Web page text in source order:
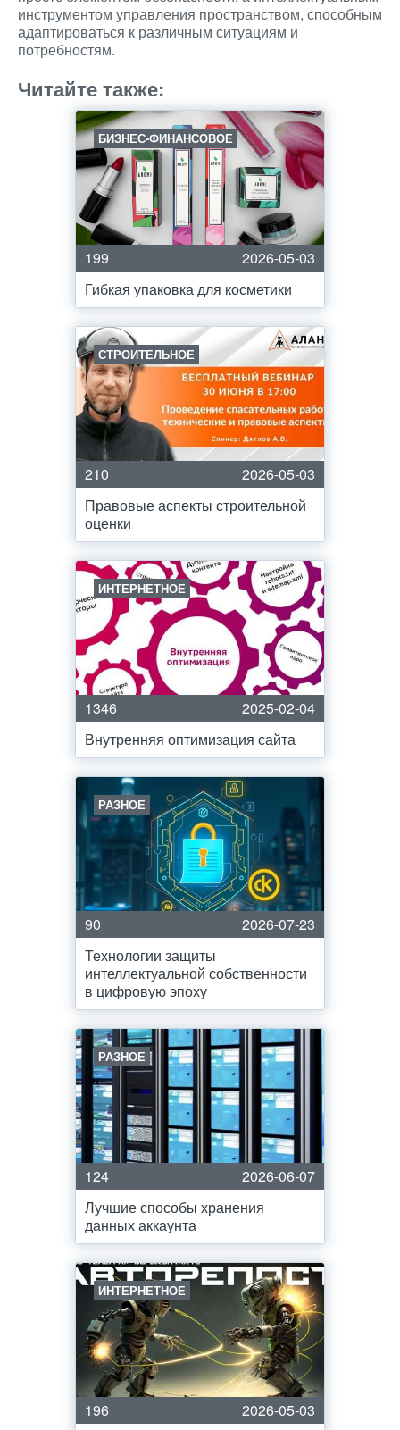
инструментом управления пространством, способным
адаптироваться к различным ситуациям и
потребностям.
Читайте также:
БИЗНЕС-ФИНАНСОВОЕ
199
2026-05-03
Гибкая упаковка для косметики
СТРОИТЕЛЬНОЕ
210
2026-05-03
Правовые аспекты строительной
оценки
ИНТЕРНЕТНОЕ
1346
2025-02-04
Внутренняя оптимизация сайта
РАЗНОЕ
90
2026-07-23
Технологии защиты
интеллектуальной собственности
в цифровую эпоху
РАЗНОЕ
124
2026-06-07
Лучшие способы хранения
данных аккаунта
ИНТЕРНЕТНОЕ
196
2026-05-03